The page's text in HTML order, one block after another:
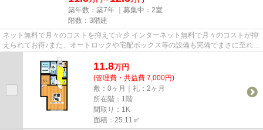
築年数：築7年 ｜募集中： 2室
階数：3階建
ネット無料で月々のコストを抑えて☆彡 インターネット無料で月々のコストが抑
えられてお得♪また、オートロックや宅配ボックス等の設備も完備でまさに至れり
尽くせりのお部屋☆落ち着い...
11.8万円
(管理費・共益費 7,000円)
敷：0ヶ月｜礼：2ヶ月
所在階：1階
間取り：1K
面積：25.11㎡